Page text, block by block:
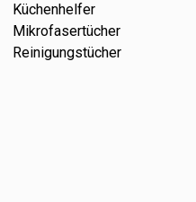
Küchenhelfer
Mikrofasertücher
Reinigungstücher